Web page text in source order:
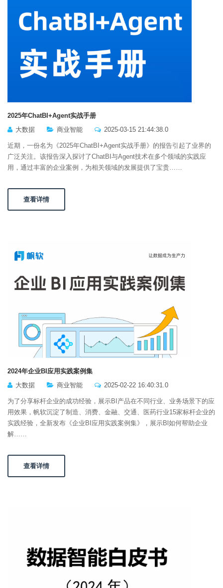
2025年ChatBI+Agent实战手册
大数据
商业智能 2025-03-15 21:44:38.0
近期，一份名为《2025年ChatBI+Agent实战手册》的报告引起了业界的
广泛关注。该报告深入探讨了ChatBI与Agent技术在多个领域的实践应
用，通过丰富的企业案例，为相关领域的发展提供了宝贵……
查看详情
2024年企业BI应用实践案例集
大数据
商业智能 2025-02-22 16:40:31.0
为了分享标杆企业的成功经验，展示BI产品在不同行业、业务场景下的应
用效果，帆软沉淀了制造、消费、金融、交通、医药行业15家标杆企业的
实践经验，全新发布《企业BI应用实践案例集》，展示Bl如何帮助企业
解……
查看详情